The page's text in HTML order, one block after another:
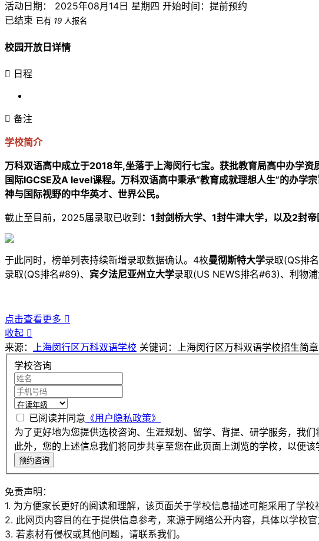
活动日期： 2025年08月14日 星期四 开始时间：提前预约
已结束 已有 19 人报名
校园开放日详情
 日程
 备注
学校简介
万科双语高中成立于2018年,坐落于上海闵行七宝。获批教育局高中办学
国际IGCSE及A level课程。万科双语高中秉承“教育成就理想人生”的办学
神与国际视野的中华英才、世界公民。
截止至目前，2025届录取已收到：1封剑桥大学、1封牛津大学，以及2封
于此同时，榜单列表持续新增录取数据确认。4枚曼彻斯特大学录取(QS排
录取(QS排名#89)、 宾夕法尼亚州立大学录取(US NEWS排名#63)、利物
点击查看更多 
收起 
来源：
上海闵行区万科双语学校 关键词：上海闵行区万科双语学校招生简章
学校咨询
已阅读并同意 《用户隐私政策》
为了更好地为您提供选校咨询、生涯规划、留学、背提、研学服务，我
此外，您的上述信息我们将同步共享至您在此页面上浏览的学校，以便
预约咨询
免责声明：
1. 为方便家长更好的阅读和理解，该页面关于学校信息描述可能采用了学校
2. 此网页内容目的在于提供信息参考，来源于网络公开内容，具体以学校官
3. 若素材有侵权或其他问题，请联系我们。